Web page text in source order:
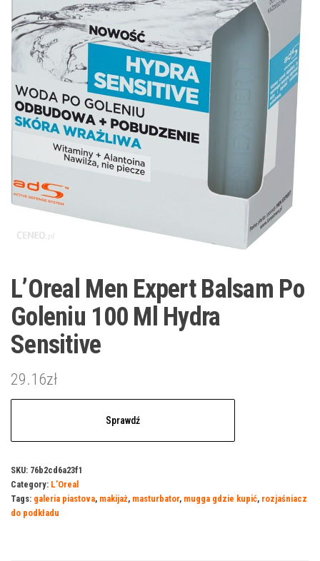
L’Oreal Men Expert Balsam Po
Goleniu 100 Ml Hydra
Sensitive
29.16zł
Sprawdź
SKU: 76b2cd6a23f1
Category: L’Oreal
Tags: galeria piastova, makijaż, masturbator, mugga gdzie kupić, rozjaśniacz
do podkładu